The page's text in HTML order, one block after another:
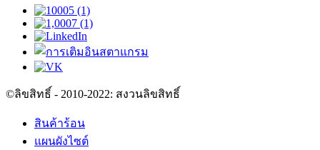
©ลิขสิทธิ์ - 2010-2022: สงวนลิขสิทธิ์
สินค้าร้อน
แผนผังไซต์